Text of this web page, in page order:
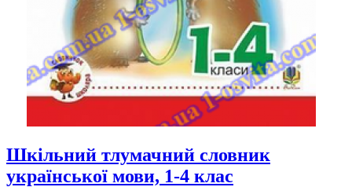
Шкільний тлумачний словник
української мови, 1-4 клас